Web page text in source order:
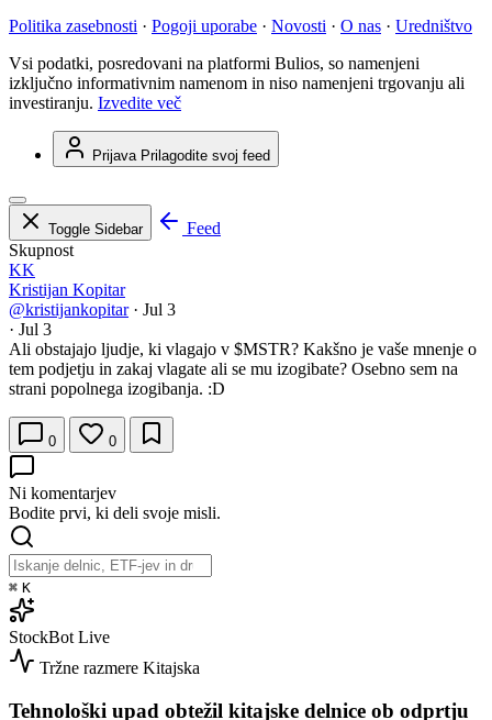
Politika zasebnosti · Pogoji uporabe · Novosti · O nas · Uredništvo
Vsi podatki, posredovani na platformi Bulios, so namenjeni
izključno informativnim namenom in niso namenjeni trgovanju ali
investiranju. Izvedite več
Prijava Prilagodite svoj feed
Toggle Sidebar
Feed
Skupnost
KK
Kristijan Kopitar
@kristijankopitar · Jul 3
· Jul 3
Ali obstajajo ljudje, ki vlagajo v $MSTR? Kakšno je vaše mnenje o
tem podjetju in zakaj vlagate ali se mu izogibate? Osebno sem na
strani popolnega izogibanja. :D
0 0
Ni komentarjev
Bodite prvi, ki deli svoje misli.
⌘ K
StockBot Live
Tržne razmere Kitajska
Tehnološki upad obtežil kitajske delnice ob odprtju